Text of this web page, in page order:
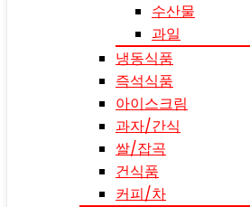
수산물
과일
냉동식품
즉석식품
아이스크림
과자/간식
쌀/잡곡
건식품
커피/차